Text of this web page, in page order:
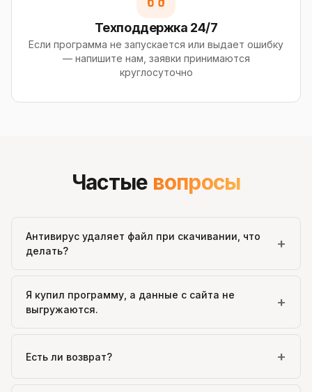
Техподдержка 24/7
Если программа не запускается или выдает ошибку
— напишите нам, заявки принимаются
круглосуточно
Частые вопросы
Антивирус удаляет файл при скачивании, что
делать?
+
Я купил программу, а данные с сайта не
выгружаются.
+
Есть ли возврат? +